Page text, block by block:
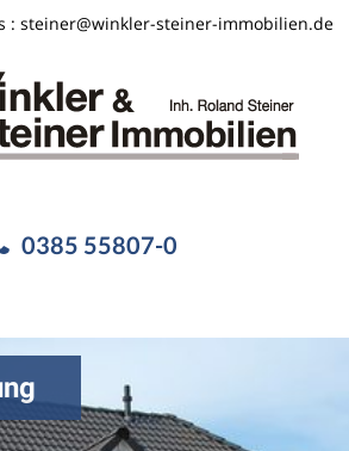
: steiner@winkler-steiner-immobilien.de
0385 55807-0